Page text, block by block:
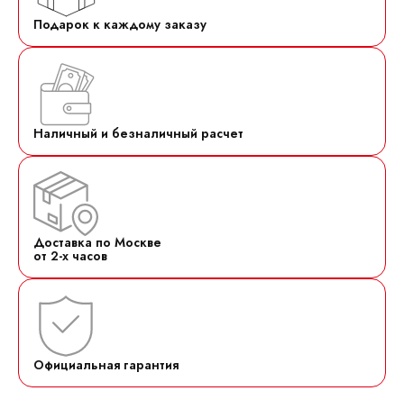
Подарок к каждому заказу
Наличный и безналичный расчет
Доставка по Москве
от 2-х часов
Официальная гарантия